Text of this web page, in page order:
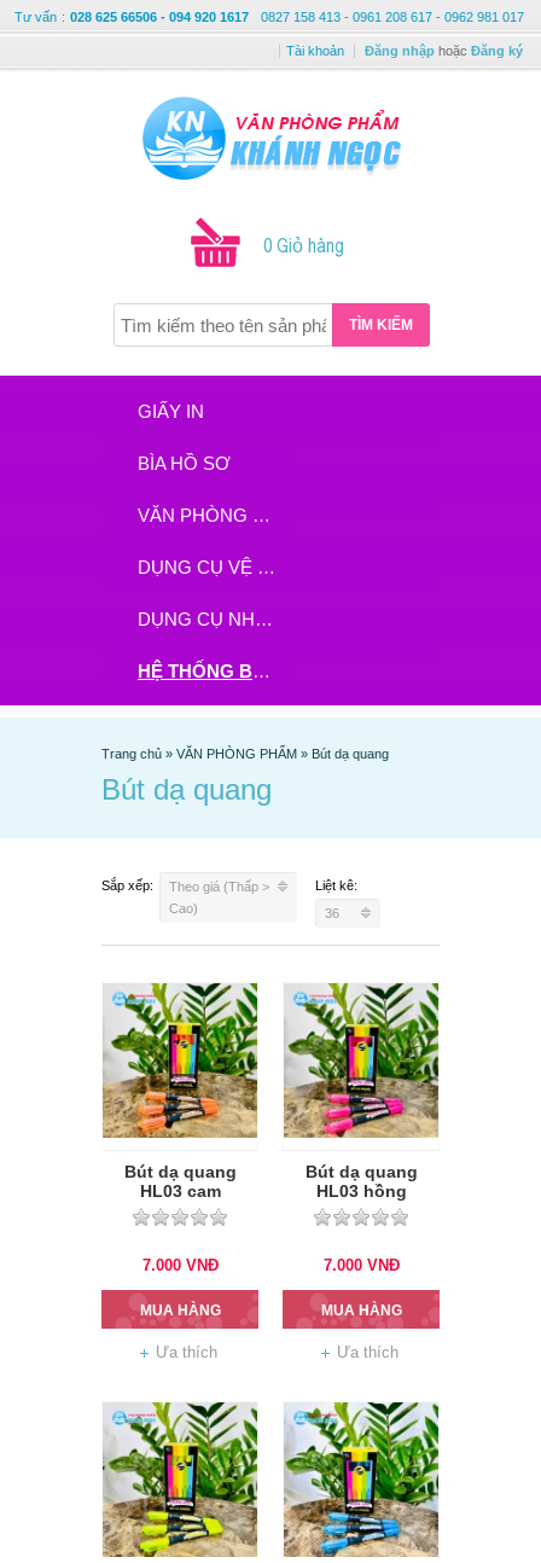
Tư vấn : 028 625 66506 - 094 920 1617 0827 158 413 - 0961 208 617 - 0962 981 017
Tài khoản Đăng nhập hoặc Đăng ký
0 Giỏ hàng
TÌM KIẾM
GIẤY IN
BÌA HỒ SƠ
VĂN PHÒNG PHẨM
DỤNG CỤ VỆ SINH
DỤNG CỤ NHÀ BẾP
HỆ THỐNG BHX - TGDĐ ĐẶT HÀNG TẠI ĐÂY
Trang chủ » VĂN PHÒNG PHẨM » Bút dạ quang
Bút dạ quang
Sắp xếp:
Theo giá (Thấp >
Cao)
Liệt kê:
36
Bút dạ quang
HL03 cam
7.000 VNĐ
MUA HÀNG
Ưa thích
Bút dạ quang
HL03 hồng
7.000 VNĐ
MUA HÀNG
Ưa thích